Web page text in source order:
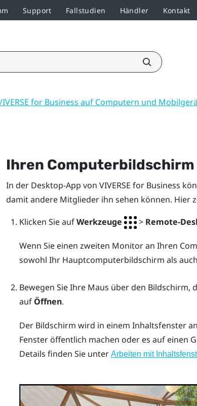
Support Fallstudien Händler Kontakt
for Business auf Computern und
Ihren
In der Desktop-App von VIVERSE for Business
damit andere Mitglieder ihn sehen können. Hier
Klicken Sie aufWerkzeuge > Remote-
Wenn Sie einen zweiten Monitor an Ihren
sowohl Ihr Hauptcomputerbildschirm als
Bewegen Sie Ihre Maus über den Bildschirm,
auf Öffnen.
Der Bildschirm wird in einem Inhaltsfenster
Fenster öffentlich machen oder es auf einen
Details finden Sie unter Arbeiten mit